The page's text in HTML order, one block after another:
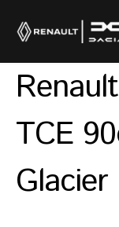
TCE
Glacier